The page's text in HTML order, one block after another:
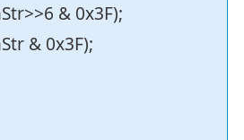
& 0x3F);
& 0x3F);